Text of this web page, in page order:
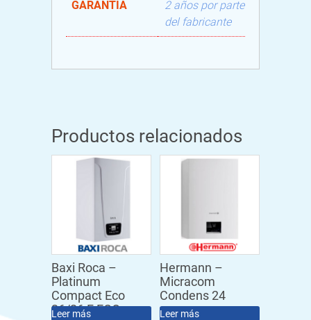
GARANTÍA
2 años por parte
del fabricante
Productos relacionados
Baxi Roca –
Platinum
Compact Eco
26/26 F ECO
Leer más
Hermann –
Micracom
Condens 24
Leer más